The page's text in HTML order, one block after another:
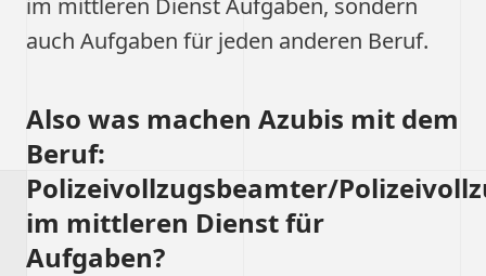
im mittleren Dienst Aufgaben, sondern
auch Aufgaben für jeden anderen Beruf.
Also was machen Azubis mit dem
Beruf:
Polizeivollzugsbeamter/
im mittleren Dienst für
Aufgaben?